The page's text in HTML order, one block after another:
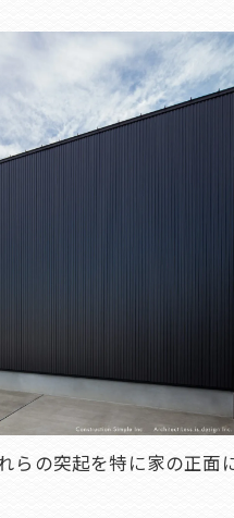
らの突起を特に家の正面